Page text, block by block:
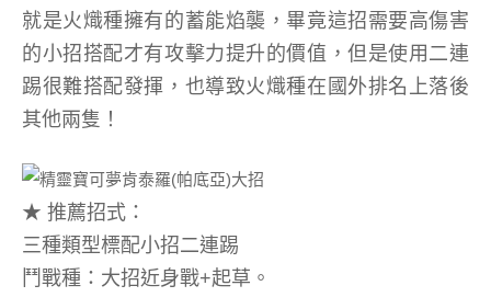
就是火熾種擁有的蓄能焰襲，畢竟這招需要高傷害
的小招搭配才有攻擊力提升的價值，但是使用二連
踢很難搭配發揮，也導致火熾種在國外排名上落後
其他兩隻！
★ 推薦招式：
三種類型標配小招二連踢
鬥戰種：大招近身戰+起草。